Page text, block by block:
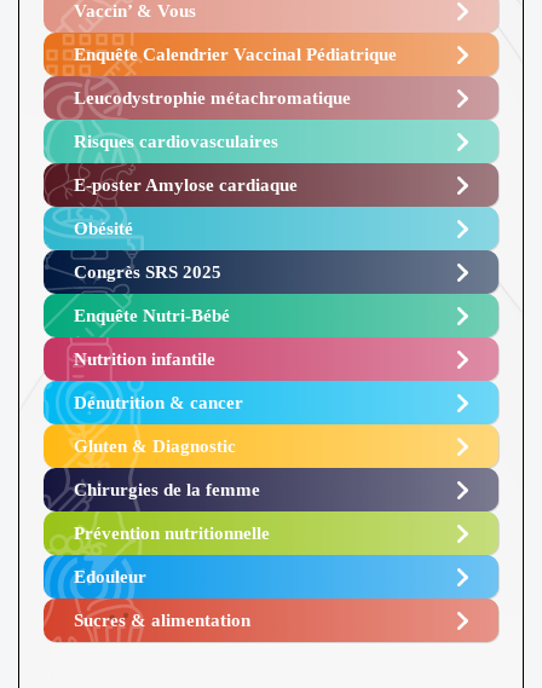
Vaccin’ & Vous
Enquête Calendrier Vaccinal Pédiatrique
Leucodystrophie métachromatique
Risques cardiovasculaires
E-poster Amylose cardiaque ​
Obésité ​
Congrès SRS 2025 ​
Enquête Nutri-Bébé ​
Nutrition infantile
Dénutrition & cancer
Gluten & Diagnostic
Chirurgies de la femme
Prévention nutritionnelle
Edouleur​
Sucres & alimentation​